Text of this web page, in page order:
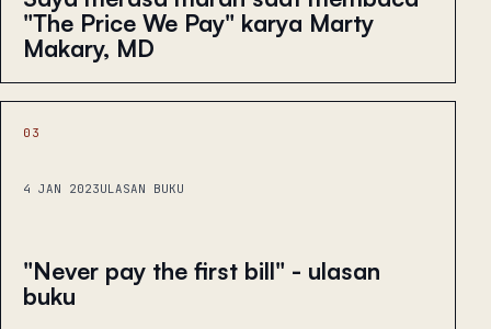
"The Price We Pay" karya Marty
Makary, MD
03
4 JAN 2023ULASAN BUKU
"Never pay the first bill" - ulasan
buku